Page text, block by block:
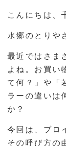
こんにちは、
水郷のとりや
最近ではさま
よね。お買い
て何？」や「
ラーの違いは
か？
今回は、ブロ
その呼び方の